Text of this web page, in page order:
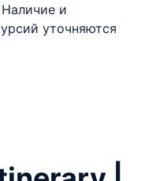
и
уточняются